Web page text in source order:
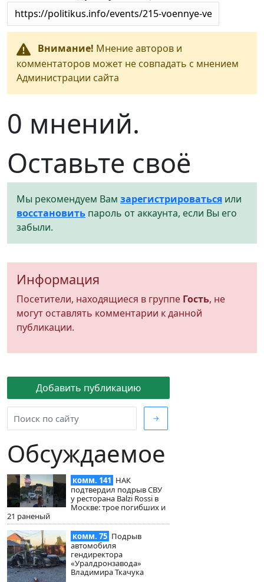
Добавить публикацию
→
Обсуждаемое
комм. 141 НАК
подтвердил подрыв СВУ
у ресторана Balzi Rossi в
Москве: трое погибших и
21 раненый
комм. 75 Подрыв
автомобиля
гендиректора
«Уралдронзавода»
Владимира Ткачука
Внимание! Мнение авторов и
комментаторов может не совпадать с мнением
Администрации сайта
0 мнений.
Оставьте своё
Мы рекомендуем Вам зарегистрироваться или
восстановить пароль от аккаунта, если Вы его
забыли.
Информация
Посетители, находящиеся в группе Гость, не
могут оставлять комментарии к данной
публикации.